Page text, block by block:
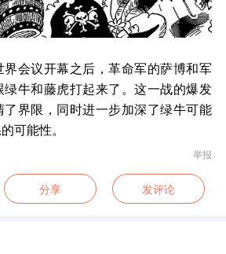
会议开幕之后，革命军的萨博和军
牛和藤虎打起来了。这一战的爆发
界限，同时进一步加深了绿牛可能
可能性。
举报
分享 发评论